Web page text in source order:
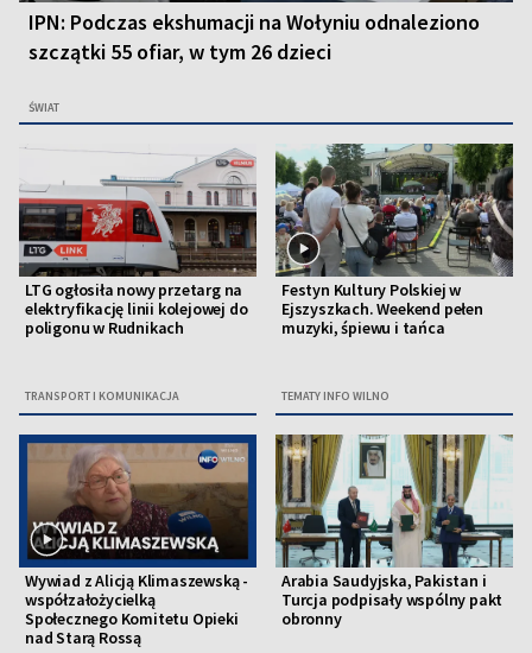
IPN: Podczas ekshumacji na Wołyniu odnaleziono
szczątki 55 ofiar, w tym 26 dzieci
ŚWIAT
LTG ogłosiła nowy przetarg na
elektryfikację linii kolejowej do
poligonu w Rudnikach
TRANSPORT I KOMUNIKACJA
Festyn Kultury Polskiej w
Ejszyszkach. Weekend pełen
muzyki, śpiewu i tańca
TEMATY INFO WILNO
Wywiad z Alicją Klimaszewską -
współzałożycielką
Społecznego Komitetu Opieki
nad Starą Rossą
Arabia Saudyjska, Pakistan i
Turcja podpisały wspólny pakt
obronny